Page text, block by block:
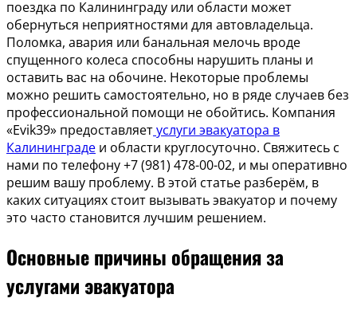
поездка по Калининграду или области может
обернуться неприятностями для автовладельца.
Поломка, авария или банальная мелочь вроде
спущенного колеса способны нарушить планы и
оставить вас на обочине. Некоторые проблемы
можно решить самостоятельно, но в ряде случаев без
профессиональной помощи не обойтись. Компания
«Evik39» предоставляетуслуги эвакуатора в
Калининграде и области круглосуточно. Свяжитесь с
нами по телефону +7 (981) 478-00-02, и мы оперативно
решим вашу проблему. В этой статье разберём, в
каких ситуациях стоит вызывать эвакуатор и почему
это часто становится лучшим решением.
Основные причины обращения за
услугами эвакуатора